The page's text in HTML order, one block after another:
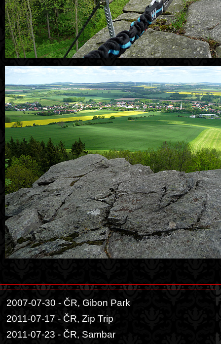
2007-07-30 - ČR, Gibon Park
2011-07-17 - ČR, Zip Trip
2011-07-23 - ČR, Sambar